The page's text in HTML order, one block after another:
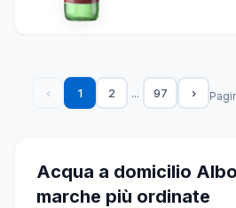
‹ 1 2 ... 97 ›
Acqua a domicilio
marche più ordinate